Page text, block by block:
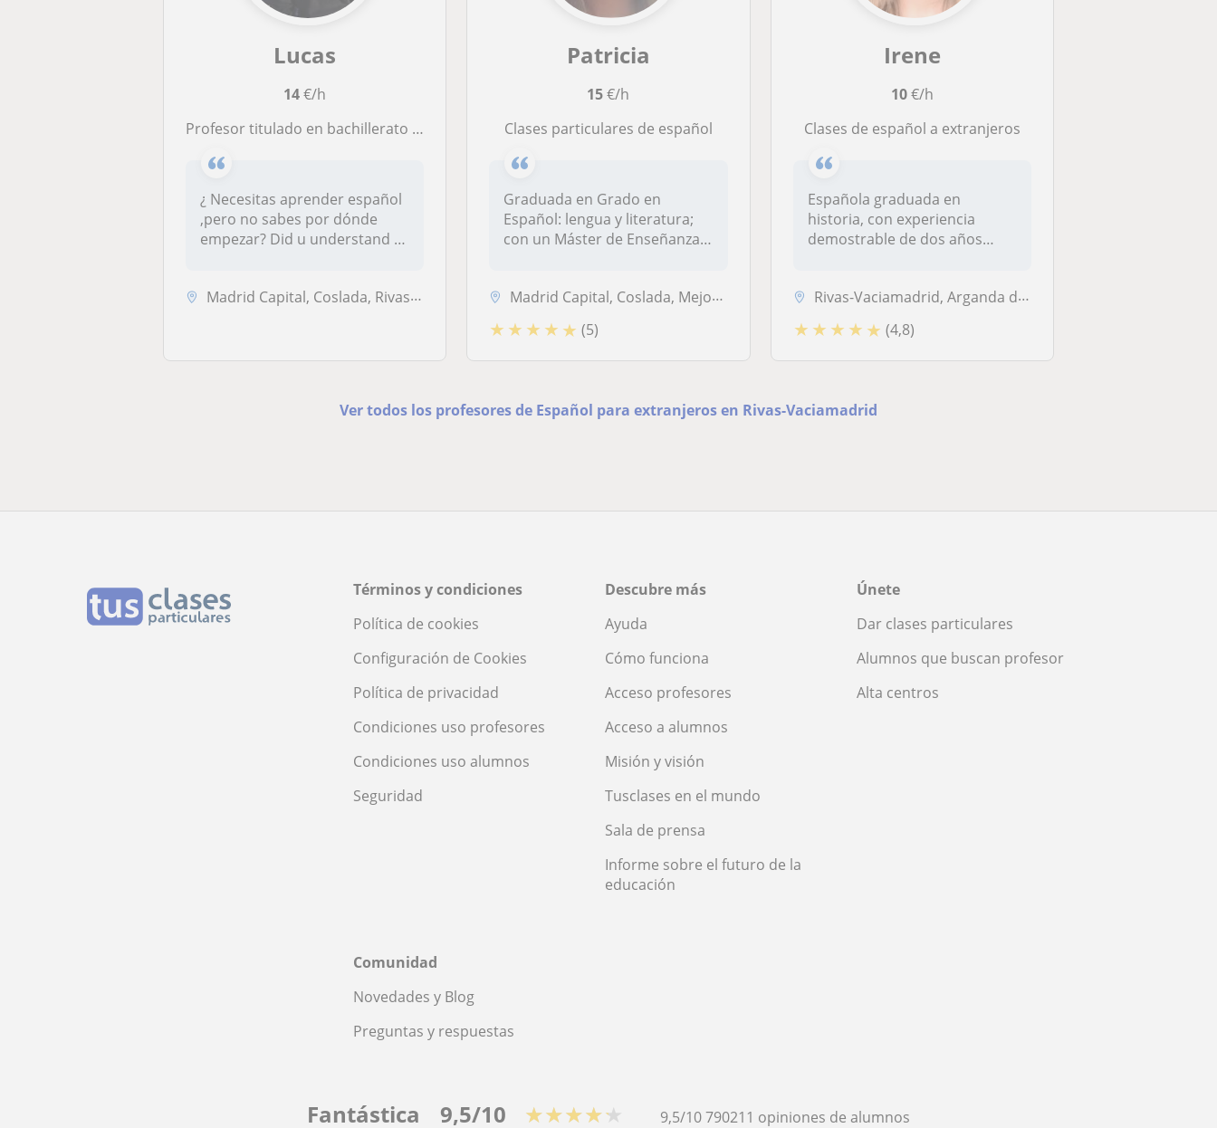
Lucas
14€/h
Profesor titulado en bachillerato ,con nivel de español nativo e inglés avanzado.
¿ Necesitas aprender español
,pero no sabes por dónde
empezar? Did u understand ?
Madrid Capital, Coslada, Rivas-Vaciamadrid, San Fernando de Henares
Patricia
15€/h
clases particulares de español
Graduada en Grado en
Español: lengua y literatura;
con un Máster de Enseñanza
Madrid Capital, Coslada, Mejorada del Campo, Rivas-Vaciamadrid, San Fe...
★ ★ ★ ★ ★ (5)
Irene
10€/h
clases de español a extranjeros
Española graduada en
historia, con experiencia
demostrable de dos años
Rivas-Vaciamadrid, Arganda del Rey, Coslada, Madrid Capital, San Fernando de Henares
★ ★ ★ ★ ★ (4,8)
Ver todos los profesores de Español para extranjeros en Rivas-Vaciamadrid
Términos y condiciones
Política de cookies
Configuración de Cookies
Política de privacidad
Condiciones uso profesores
Condiciones uso alumnos
Seguridad
Descubre más
Ayuda
Cómo funciona
Acceso profesores
Acceso a alumnos
Misión y visión
Tusclases en el mundo
Sala de prensa
Informe sobre el futuro de la
educación
Únete
Dar clases particulares
Alumnos que buscan profesor
Alta centros
Comunidad
Novedades y Blog
Preguntas y respuestas
Fantástica 9,5/10 ★★★★★ 9,5/10790211 opiniones de alumnos